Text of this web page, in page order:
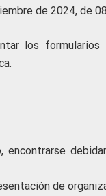
de 2024, de
los
encontrarse
de